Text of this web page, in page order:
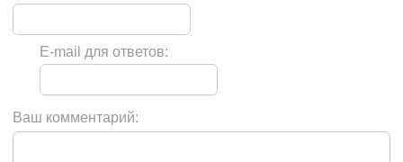
E-mail для ответов:
Ваш комментарий: